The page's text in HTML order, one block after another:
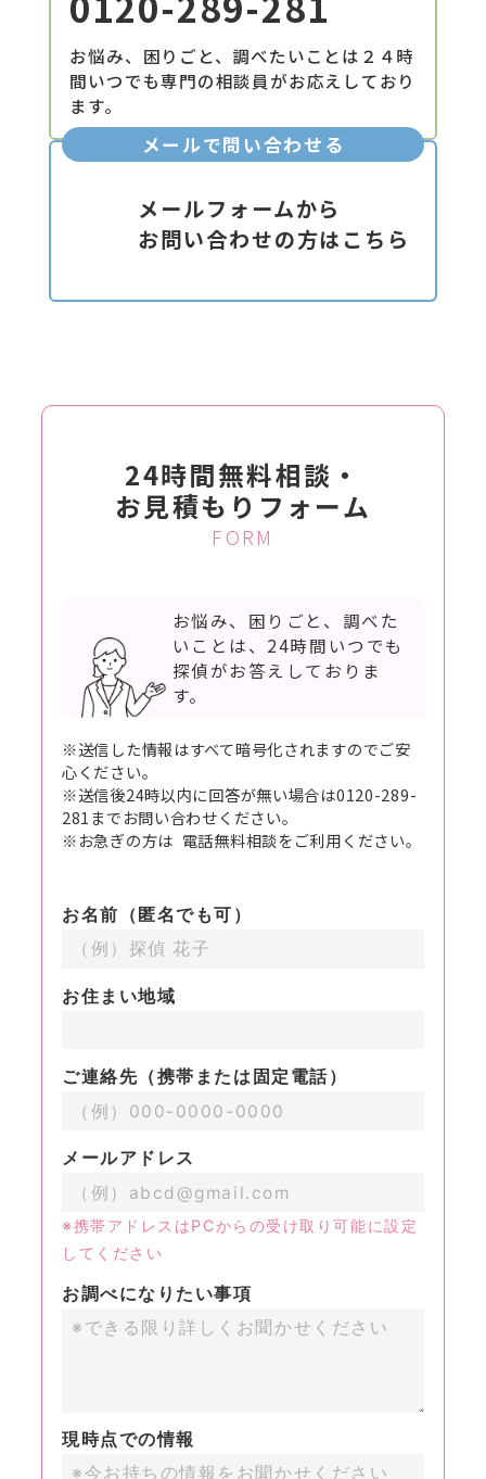
お悩み、困りごと、調べたいことは２４時
間いつでも専門の相談員がお応えしており
ます。
メールで問い合わせる
メールフォームから
お問い合わせの方はこちら
24時間無料相談・
お見積もりフォーム
FORM
お悩み、困りごと、調べた
いことは、 24時間いつでも
探偵がお答えしておりま
す。
※送信した情報はすべて暗号化されますのでご安
心ください。
※送信後24時以内に回答が無い場合は0120-289-
281までお問い合わせください。
※お急ぎの方は 電話無料相談をご利用ください。
お名前（匿名でも可）
お住まい地域
ご連絡先（携帯または固定電話）
メールアドレス
※携帯アドレスはPCからの受け取り可能に設定
してください
お調べになりたい事項
現時点での情報